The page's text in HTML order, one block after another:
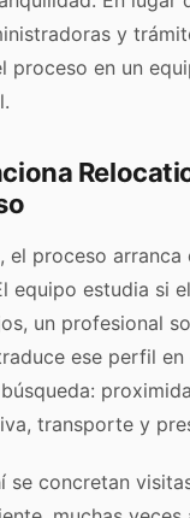
y
proceso en un
el proceso arranca
equipo estudia si
un profesional
ese perfil
transporte y
se concretan